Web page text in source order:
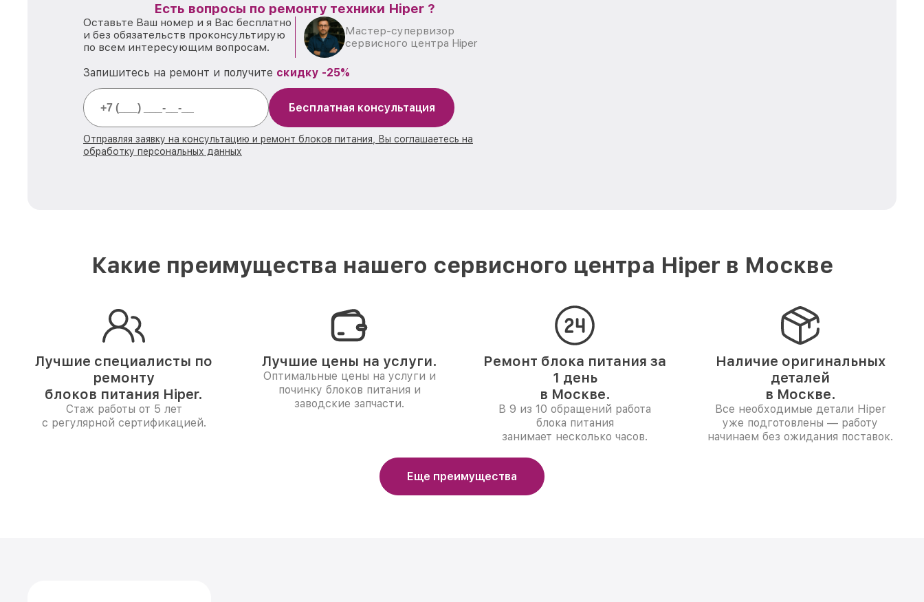
Есть вопросы по ремонту техники Hiper ?
Оставьте Ваш номер и я Вас бесплатно
и без обязательств проконсультирую
по всем интересующим вопросам.
Мастер-супервизор
сервисного центра Hiper
Запишитесь на ремонт и получите скидку -25%
Бесплатная консультация
Отправляя заявку на консультацию и ремонт блоков питания, Вы соглашаетесь на
обработку персональных данных
Какие преимущества нашего сервисного центра Hiper в Москве
Лучшие специалисты по
ремонту
блоков питания Hiper.
Стаж работы от 5 лет
с регулярной сертификацией.
Лучшие цены на услуги.
Оптимальные цены на услуги и
починку блоков питания и
заводские запчасти.
Ремонт блока питания за
1 день
в Москве.
В 9 из 10 обращений работа
блока питания
занимает несколько часов.
Наличие оригинальных
деталей
в Москве.
Все необходимые детали Hiper
уже подготовлены — работу
начинаем без ожидания поставок.
Еще преимущества